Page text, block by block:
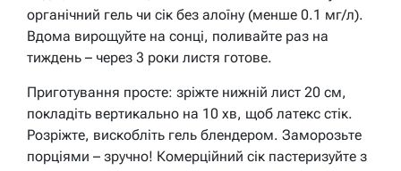
органічний гель чи сік без алоїну (менше 0.1 мг/л).
Вдома вирощуйте на сонці, поливайте раз на
тиждень – через 3 роки листя готове.
Приготування просте: зріжте нижній лист 20 см,
покладіть вертикально на 10 хв, щоб латекс стік.
Розріжте, вискобліть гель блендером. Заморозьте
порціями – зручно! Комерційний сік пастеризуйте з